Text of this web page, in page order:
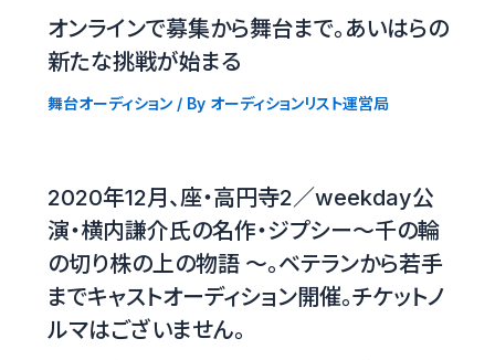
オンラインで募集から舞台まで。あいはらの
新たな挑戦が始まる
舞台オーディション/ By オーディションリスト運営局
2020年12月、座・高円寺2／weekday公
演・横内謙介氏の名作・ジプシー〜千の輪
の切り株の上の物語 〜。ベテランから若手
までキャストオーディション開催。チケットノ
ルマはございません。